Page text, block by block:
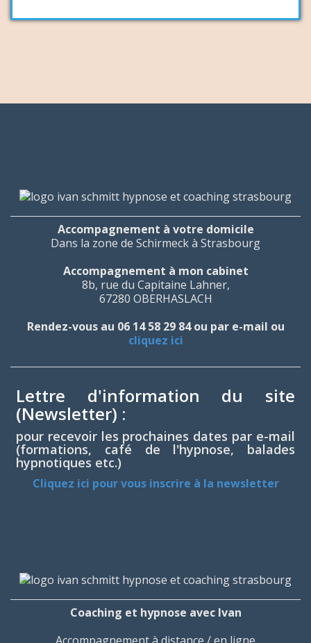
Accompagnement à votre domicile
Dans la zone de Schirmeck à Strasbourg
Accompagnement à mon cabinet
8b, rue du Capitaine Lahner,
67280 OBERHASLACH
Rendez-vous au 06 14 58 29 84 ou par e-mail ou
cliquez ici
Lettre d'information du site
(Newsletter) :
pour recevoir les prochaines dates par e-mail
(formations, café de l'hypnose, balades
hypnotiques etc.)
Cliquez ici pour vous inscrire à la newsletter
Coaching et hypnose avec Ivan